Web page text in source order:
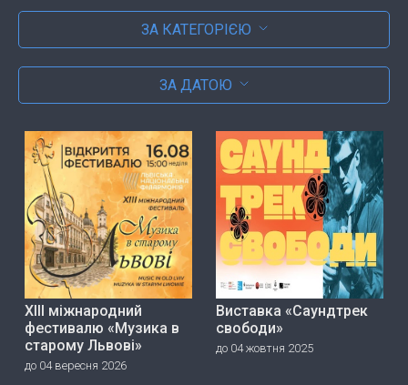
ЗА КАТЕГОРІЄЮ
ЗА ДАТОЮ
ХІІІ міжнародний
фестивалю «Музика в
старому Львові»
до 04 вересня 2026
Виставка «Саундтрек
свободи»
до 04 жовтня 2025